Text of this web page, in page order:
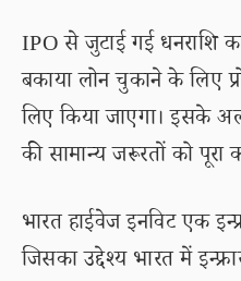
IPO से जुटाई गई धनराशि
बकाया लोन चुकाने के लिए
लिए किया जाएगा। इसके
की सामान्य जरूरतों को
भारत हाईवेज इनविट एक
जिसका उद्देश्य भारत में